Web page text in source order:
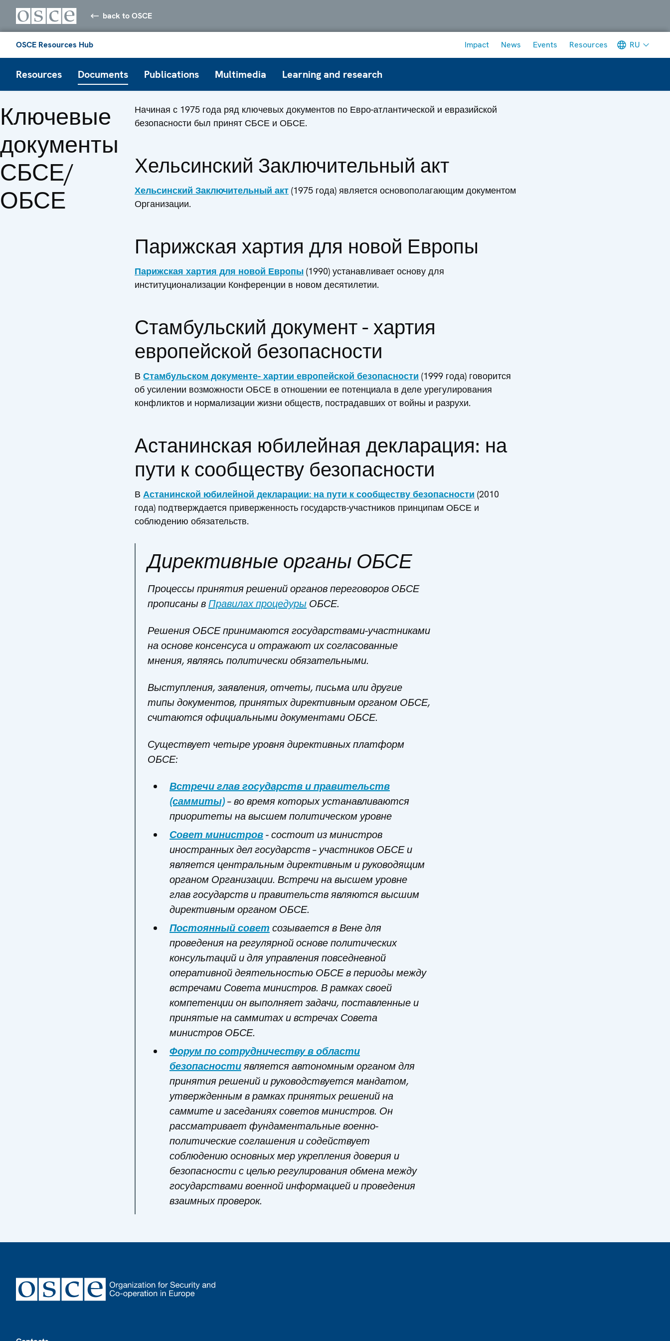
back to OSCE
OSCE Resources Hub Impact News Events Resources RU
Resources Documents Publications Multimedia Learning and research
Ключевые
документы
СБСЕ/
ОБСЕ
Начиная с 1975 года ряд ключевых документов по Евро-атлантической и евразийской
безопасности был принят СБСЕ и ОБСЕ.
Хельсинский Заключительный акт
Хельсинский Заключительный акт (1975 года) является основополагающим документом
Организации.
Парижская хартия для новой Европы
Парижская хартия для новой Европы (1990) устанавливает основу для
институционализации Конференции в новом десятилетии.
Стамбульский документ - хартия
европейской безопасности
В Стамбульском документе- хартии европейской безопасности (1999 года) говорится
об усилении возможности ОБСЕ в отношении ее потенциала в деле урегулирования
конфликтов и нормализации жизни обществ, пострадавших от войны и разрухи.
Астанинская юбилейная декларация: на
пути к сообществу безопасности
В Астанинской юбилейной декларации: на пути к сообществу безопасности (2010
года) подтверждается приверженность государств-участников принципам ОБСЕ и
соблюдению обязательств.
Директивные органы ОБСЕ
Процессы принятия решений органов переговоров ОБСЕ
прописаны вПравилах процедуры ОБСЕ.
Решения ОБСЕ принимаются государствами-участниками
на основе консенсуса и отражают их согласованные
мнения, являясь политически обязательными.
Выступления, заявления, отчеты, письма или другие
типы документов, принятых директивным органом ОБСЕ,
считаются официальными документами ОБСЕ.
Существует четыре уровня директивных платформ
ОБСЕ:
Встречи глав государств и правительств
(саммиты)– во время которых устанавливаются
приоритеты на высшем политическом уровне
Совет министров- состоит из министров
иностранных дел государств – участников ОБСЕ и
является центральным директивным и руководящим
органом Организации. Встречи на высшем уровне
глав государств и правительств являются высшим
директивным органом ОБСЕ.
Постоянный совет созывается в Вене для
проведения на регулярной основе политических
консультаций и для управления повседневной
оперативной деятельностью ОБСЕ в периоды между
встречами Совета министров. В рамках своей
компетенции он выполняет задачи, поставленные и
принятые на саммитах и встречах Совета
министров ОБСЕ.
Форум по сотрудничеству в области
безопасностиявляется автономным органом для
принятия решений и руководствуется мандатом,
утвержденным в рамках принятых решений на
саммите и заседаниях советов министров. Он
рассматривает фундаментальные военно-
политические соглашения и содействует
соблюдению основных мер укрепления доверия и
безопасности с целью регулирования обмена между
государствами военной информацией и проведения
взаимных проверок.